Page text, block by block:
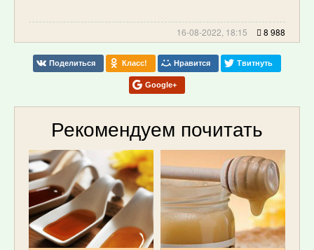
16-08-2022, 18:15 8 988
Поделиться Класс! Нравится Твитнуть
Google+
Рекомендуем почитать